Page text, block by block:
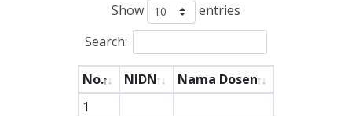
Show
entries
Search:
No. NIDN
Nama Dosen
1